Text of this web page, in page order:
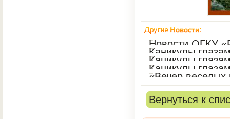
Новости ОГКУ
Каникулы
Каникулы
Каникулы
«Вечер веселых
Вернуться к